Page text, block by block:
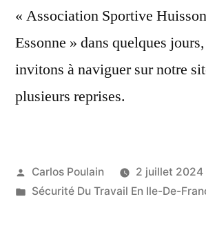
« Association Sportive
Essonne » dans quelques
invitons à naviguer sur notre
plusieurs reprises.
Publié
par
Carlos Poulain
2 juillet 2024
Publié
Sécurité Du Travail En Ile-De-